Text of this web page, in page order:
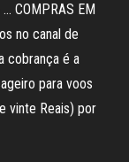
COMPRAS EM
no canal de
cobrança é a
para voos
vinte Reais) por